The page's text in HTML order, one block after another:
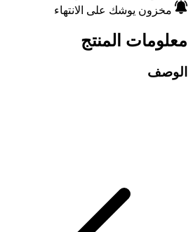
مخزون يوشك على الانتهاء
معلومات المنتج
الوصف